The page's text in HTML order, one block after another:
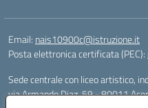
Email: nais10900c@istruzione.it
Posta elettronica certificata (PEC):
Sede centrale con liceo artistico,
via Armando Diaz, 59 - 80011